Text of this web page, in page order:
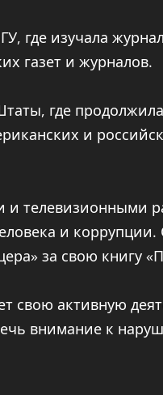
где изучала
газет и журналов.
где
и
и телевизионными
и
за свою книгу
свою активную
внимание к